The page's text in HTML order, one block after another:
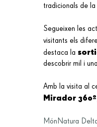
tradicionals de
Segueixen les
visitants els
destaca la
descobrir mil i
Amb la visita al
Mirador 360º
MónNatura